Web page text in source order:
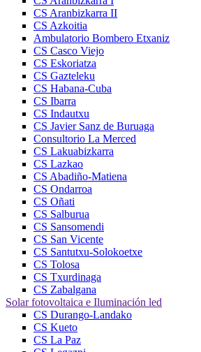
CS Aranbizkarra II
CS Azkoitia
Ambulatorio Bombero Etxaniz
CS Casco Viejo
CS Eskoriatza
CS Gazteleku
CS Habana-Cuba
CS Ibarra
CS Indautxu
CS Javier Sanz de Buruaga
Consultorio La Merced
CS Lakuabizkarra
CS Lazkao
CS Abadiño-Matiena
CS Ondarroa
CS Oñati
CS Salburua
CS Sansomendi
CS San Vicente
CS Santutxu-Solokoetxe
CS Tolosa
CS Txurdinaga
CS Zabalgana
Solar fotovoltaica e Iluminación led
CS Durango-Landako
CS Kueto
CS La Paz